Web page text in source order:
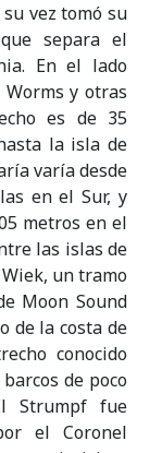
vez tomó su
separa el
En el lado
y otras
es de 35
la isla de
varía desde
en el Sur, y
metros en el
las islas de
un tramo
Moon Sound
de la costa de
conocido
de poco
Strumpf fue
el Coronel